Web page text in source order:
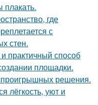
плакать.
где
с
стен.
практичный способ
площадки.
решения.
лёгкость, уют и